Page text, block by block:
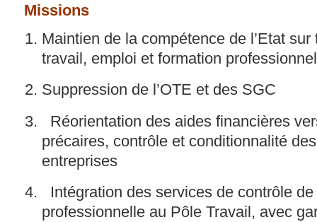
Missions
Maintien de la compétence de l’Etat
travail, emploi et formation
Suppression de l’OTE et des SGC
Réorientation des aides financières
précaires, contrôle et conditionnalité
entreprises
Intégration des services de contrôle
professionnelle au Pôle Travail, avec